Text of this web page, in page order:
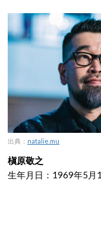
出典： natalie.mu
槇原敬之
生年月日：1969年5月